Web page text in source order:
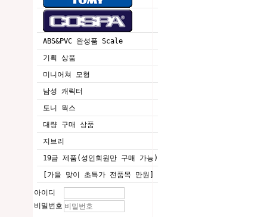
ABS&PVC 완성품 Scale
기획 상품
미니어쳐 모형
남성 캐릭터
토니 웍스
대량 구매 상품
지브리
19금 제품(성인회원만 구매 가능)
[가을 맞이 초특가 전품목 만원]
아이디
비밀번호